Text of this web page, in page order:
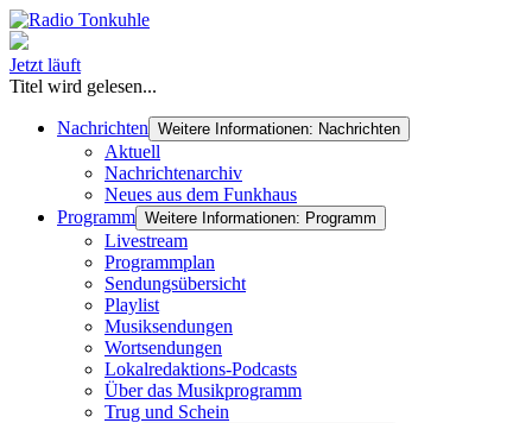
Jetzt läuft
Titel wird gelesen...
Nachrichten Weitere Informationen: Nachrichten
Aktuell
Nachrichtenarchiv
Neues aus dem Funkhaus
Programm Weitere Informationen: Programm
Livestream
Programmplan
Sendungsübersicht
Playlist
Musiksendungen
Wortsendungen
Lokalredaktions-Podcasts
Über das Musikprogramm
Trug und Schein